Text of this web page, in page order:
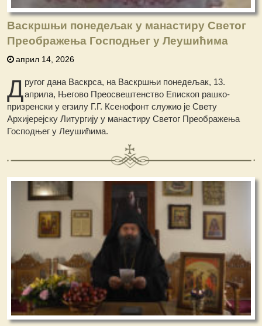
Васкршњи понедељак у манастиру Светог
Преображења Господњег у Леушићима
април 14, 2026
Другог дана Васкрса, на Васкршњи понедељак, 13.
априла, Његово Преосвештенство Епископ рашко-
призренски у егзилу Г.Г. Ксенофонт служио је Свету
Архијерејску Литургију у манастиру Светог Преображења
Господњег у Леушићима.